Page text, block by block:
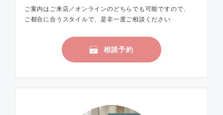
ご案内はご来店／オンラインのどちらでも可能ですので、
ご都合に合うスタイルで、是非一度ご相談ください
相談予約